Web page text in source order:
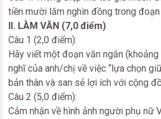
tiền mười lăm nghìn đồng trong
II. LÀM VĂN (7,0 điểm)
Câu 1 (2,0 điểm):
Hãy viết một đoạn văn ngắn
nghĩ của anh/chị về việc “lựa chọn
bản thân và san sẻ lợi ích với cộng
Câu 2 (5,0 điểm):
Cảm nhận về hình ảnh người phụ nữ